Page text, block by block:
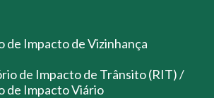
de Impacto de Vizinhança
de Impacto de Trânsito (RIT) /
de Impacto Viário